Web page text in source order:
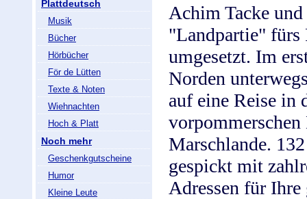
Plattdeutsch
Musik
Bücher
Hörbücher
För de Lütten
Texte & Noten
Wiehnachten
Hoch & Platt
Noch mehr
Geschenkgutscheine
Humor
Kleine Leute
Achim Tacke
"Landpartie" fürs
umgesetzt. Im
Norden
auf eine Reise in
Marschlande.
gespickt mit
Adressen für